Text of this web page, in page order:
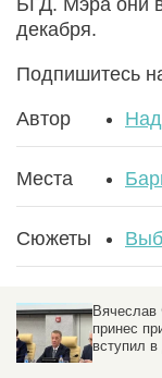
БГД. Мэра они
декабря.
Подпишитесь
Автор
Места
Сюжеты
Вячеслав
принес
вступил